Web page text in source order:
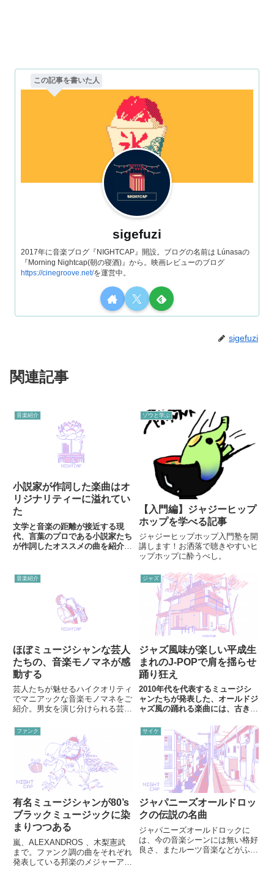
この記事を書いた人
sigefuzi
2017年に音楽ブログ『NIGHTCAP』開設。ブログの名前は Lúnasaの
『Morning Nightcap(朝の寝酒)』から。映画レビューのブログ
https://cinegroove.net/を運営中。
sigefuzi
関連記事
音楽紹介
小説家が作詞した楽曲はオ
リジナリティーに溢れてい
た
文学と音楽の距離が接近する現
代、言葉のプロである小説家たち
が作詞したオススメの曲を紹介し
ゾウと学ぶ
【入門編】ジャジーヒップ
ホップを学べる記事
ジャジーヒップホップ入門塾を開
講します！お洒落で聴きやすいヒ
ップホップに酔うべし。
音楽紹介
ほぼミュージシャンな芸人
たちの、音楽モノマネが感
動する
芸人たちが魅せるハイクオリティ
でマニアックな音楽モノマネをご
紹介。男女を演じ分けられる芸人
リティの高い音楽ネタまで。米津
玄師のモノマネが炎上したばかり
ですが、山下達郎・長渕剛・桑田
佳祐・矢野顕子・忌野清志郎らの
ハイクオリティモノマネをご紹
ジャズ
ジャズ風味が楽しい平成生
まれのJ-POPで肩を揺らせ
踊り狂え
2010年代を代表するミュージシ
ャンたちが発表した、オールドジ
ャズ風の踊れる楽曲には、古き良
ファンク
有名ミュージシャンが80’s
ブラックミュージックに染
まりつつある
嵐、ALEXANDROS 、木梨憲武
まで。ファンク調の曲をそれぞれ
発表している邦楽のメジャーアー
サイケ
ジャパニーズオールドロッ
クの伝説の名曲
ジャパニーズオールドロックに
は、今の音楽シーンには無い格好
良さ、またルーツ音楽などがふん